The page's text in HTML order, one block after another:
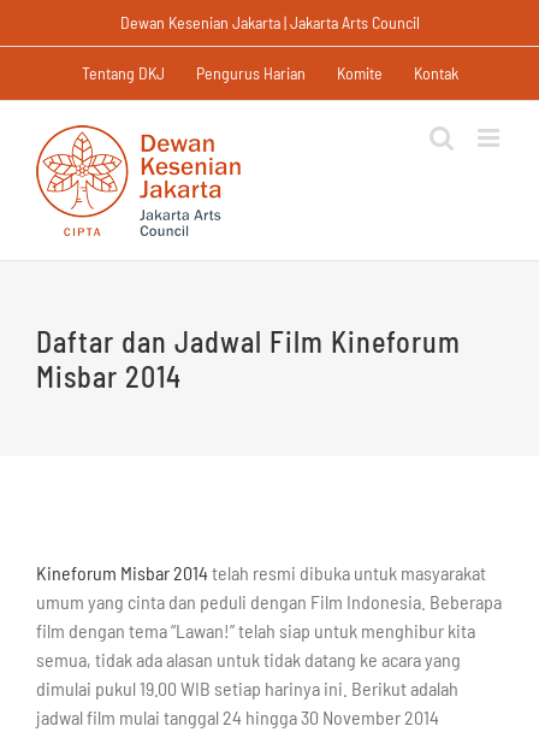
to
Dewan Kesenian Jakarta | Jakarta Arts Council
Tentang DKJ Pengurus Harian Komite Kontak
Daftar dan Jadwal Film Kineforum
Misbar 2014
Kineforum Misbar 2014 telah resmi dibuka untuk masyarakat
umum yang cinta dan peduli dengan Film Indonesia. Beberapa
film dengan tema “Lawan!” telah siap untuk menghibur kita
semua, tidak ada alasan untuk tidak datang ke acara yang
dimulai pukul 19.00 WIB setiap harinya ini. Berikut adalah
jadwal film mulai tanggal 24 hingga 30 November 2014